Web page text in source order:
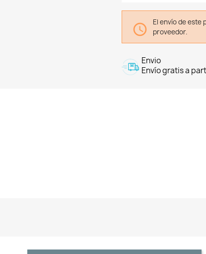

El envío de este
proveedor.
Envio
Envío gratis a